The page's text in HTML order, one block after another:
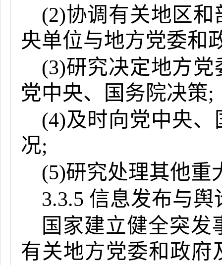
(2)协调有关地区
央单位与地方党委和
(3)研究决定地方
党中央、国务院决策;
(4)及时向党中央
况;
(5)研究处理其他重
3.3.5 信息发布与舆
国家建立健全突
有关地方党委和政府